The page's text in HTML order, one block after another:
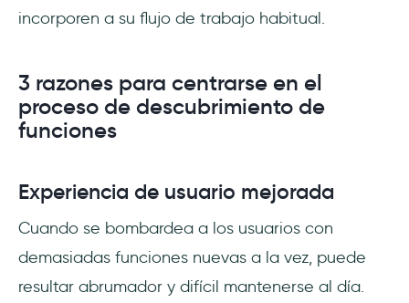
incorporen a su flujo de trabajo habitual.
3 razones para centrarse en el
proceso de descubrimiento de
funciones
Experiencia de usuario mejorada
Cuando se bombardea a los usuarios con
demasiadas funciones nuevas a la vez, puede
resultar abrumador y difícil mantenerse al día.